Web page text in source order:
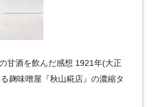
甘酒を飲んだ感想 1921年(大正
麹味噌屋『秋山糀店』の濃縮タ